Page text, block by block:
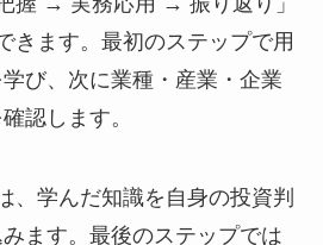
きます。最初のステップで用
び、次に業種・産業・企業
認します。
、学んだ知識を自身の投資判
ます。最後のステップでは